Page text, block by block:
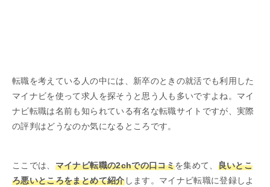
転職を考えている人の中には、新卒のときの就活でも利用した
マイナビを使って求人を探そうと思う人も多いですよね。マイ
ナビ転職は名前も知られている有名な転職サイトですが、実際
の評判はどうなのか気になるところです。
ここでは、 マイナビ転職の2chでの口コミを集めて、 良いとこ
ろ悪いところをまとめて紹介します。マイナビ転職に登録しよ